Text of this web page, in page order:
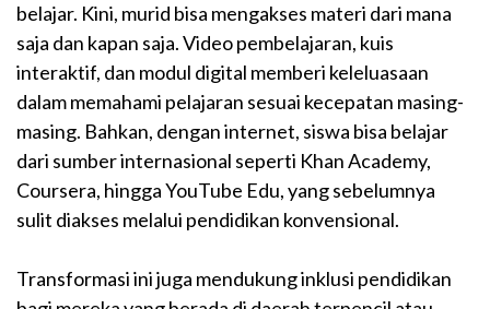
belajar. Kini, murid bisa mengakses materi dari mana
saja dan kapan saja. Video pembelajaran, kuis
interaktif, dan modul digital memberi keleluasaan
dalam memahami pelajaran sesuai kecepatan masing-
masing. Bahkan, dengan internet, siswa bisa belajar
dari sumber internasional seperti Khan Academy,
Coursera, hingga YouTube Edu, yang sebelumnya
sulit diakses melalui pendidikan konvensional.
Transformasi ini juga mendukung inklusi pendidikan